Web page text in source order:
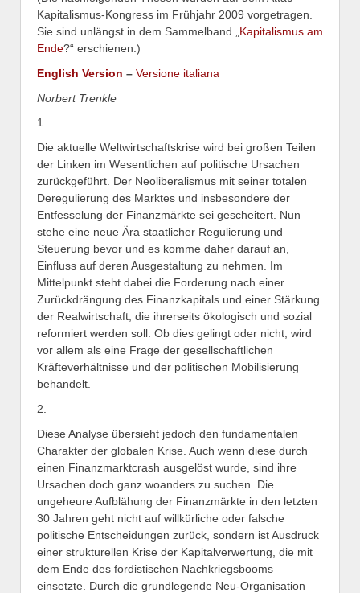
Kapitalismus-Kongress im Frühjahr 2009 vorgetragen.
Sie sind unlängst in dem Sammelband „ Kapitalismus am
Ende?“ erschienen.)
English Version – Versione italiana
Norbert Trenkle
1.
Die aktuelle Weltwirtschaftskrise wird bei großen Teilen
der Linken im Wesentlichen auf politische Ursachen
zurückgeführt. Der Neoliberalismus mit seiner totalen
Deregulierung des Marktes und insbesondere der
Entfesselung der Finanzmärkte sei gescheitert. Nun
stehe eine neue Ära staatlicher Regulierung und
Steuerung bevor und es komme daher darauf an,
Einfluss auf deren Ausgestaltung zu nehmen. Im
Mittelpunkt steht dabei die Forderung nach einer
Zurückdrängung des Finanzkapitals und einer Stärkung
der Realwirtschaft, die ihrerseits ökologisch und sozial
reformiert werden soll. Ob dies gelingt oder nicht, wird
vor allem als eine Frage der gesellschaftlichen
Kräfteverhältnisse und der politischen Mobilisierung
behandelt.
2.
Diese Analyse übersieht jedoch den fundamentalen
Charakter der globalen Krise. Auch wenn diese durch
einen Finanzmarktcrash ausgelöst wurde, sind ihre
Ursachen doch ganz woanders zu suchen. Die
ungeheure Aufblähung der Finanzmärkte in den letzten
30 Jahren geht nicht auf willkürliche oder falsche
politische Entscheidungen zurück, sondern ist Ausdruck
einer strukturellen Krise der Kapitalverwertung, die mit
dem Ende des fordistischen Nachkriegsbooms
einsetzte. Durch die grundlegende Neu-Organisation